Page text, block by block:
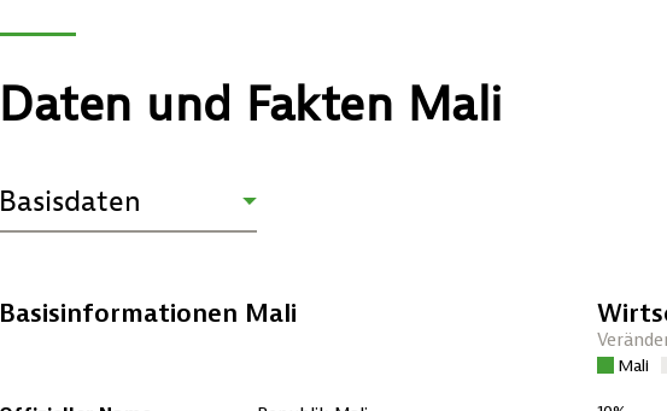
Daten und Fakten Mali
Basisdaten